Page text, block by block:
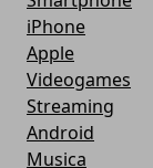
iPhone
Apple
Videogames
Streaming
Android
Musica